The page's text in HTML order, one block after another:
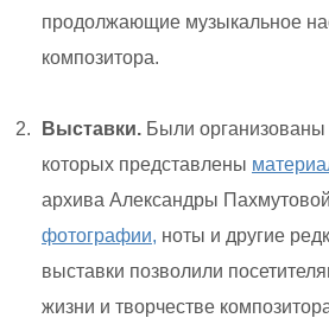
продолжающие музыкальное
композитора.
Выставки. Были организованы
которых представлены
архива Александры
фотографии, ноты и другие
выставки позволили
жизни и творчестве